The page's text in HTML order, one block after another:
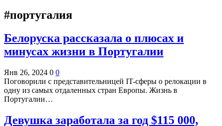
#португалия
Белоруска рассказала о плюсах и
минусах жизни в Португалии
Янв 26, 2024 0 0
Поговорили с представительницей IT-сферы о релокации в
одну из самых отдаленных стран Европы. Жизнь в
Португалии…
Девушка заработала за год $115 000,